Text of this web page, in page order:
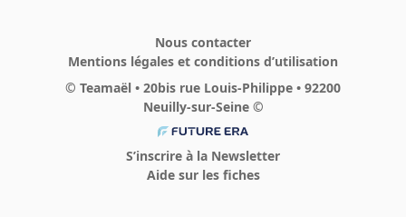
Nous contacter
Mentions légales et conditions d’utilisation
© Teamaël • 20bis rue Louis-Philippe • 92200
Neuilly-sur-Seine ©
S’inscrire à la Newsletter
Aide sur les fiches